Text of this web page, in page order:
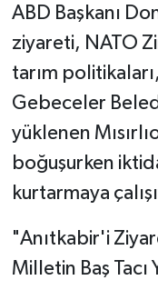
ABD Başkanı
ziyareti, NATO
tarım
Gebeceler
yüklenen
boğuşurken
kurtarmaya
"Anıtkabir'i
Milletin Baş Tacı